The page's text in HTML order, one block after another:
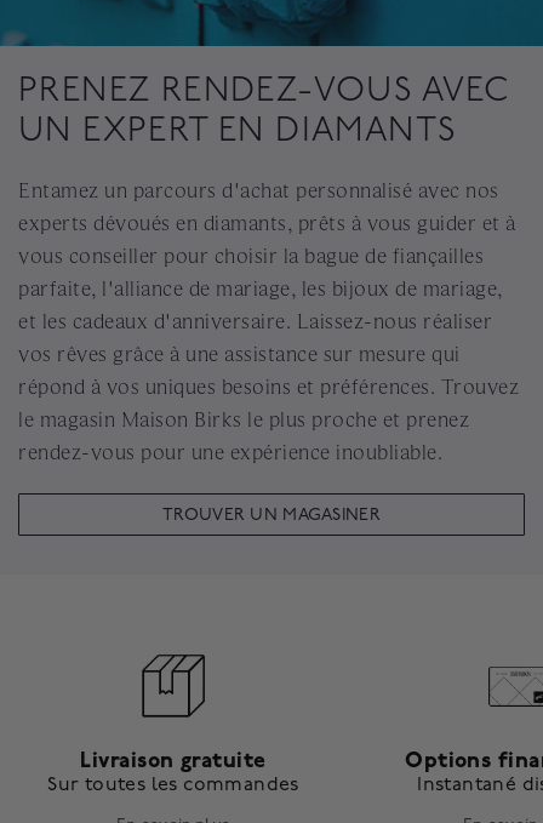
PRENEZ RENDEZ-VOUS AVEC
UN EXPERT EN DIAMANTS
Entamez un parcours d'achat personnalisé avec nos
experts dévoués en diamants, prêts à vous guider et à
vous conseiller pour choisir la bague de fiançailles
parfaite, l'alliance de mariage, les bijoux de mariage,
et les cadeaux d'anniversaire. Laissez-nous réaliser
vos rêves grâce à une assistance sur mesure qui
répond à vos uniques besoins et préférences. Trouvez
le magasin Maison Birks le plus proche et prenez
rendez-vous pour une expérience inoubliable.
TROUVER UN MAGASINER
Livraison gratuite
Sur toutes les commandes
Options
Instantané